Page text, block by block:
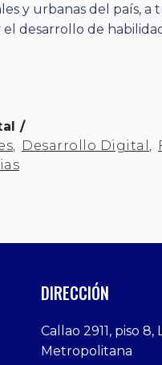
y urbanas del país, a
desarrollo de
, Desarrollo Digital ,
DIRECCIÓN
Callao 2911, piso 8,
Metropolitana